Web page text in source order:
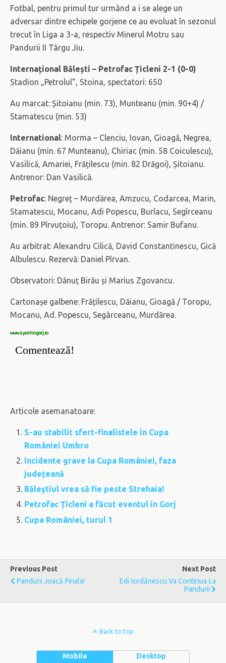
Fotbal, pentru primul tur urmând a i se alege un
adversar dintre echipele gorjene ce au evoluat în sezonul
trecut în Liga a 3-a, respectiv Minerul Motru sau
Pandurii II Târgu Jiu.
Internațional Bălești – Petrofac Țicleni 2-1 (0-0)
Stadion „Petrolul”, Stoina, spectatori: 650
Au marcat: Șitoianu (min. 73), Munteanu (min. 90+4) /
Stamatescu (min. 53)
International: Morma – Clenciu, Iovan, Gioagă, Negrea,
Dăianu (min. 67 Munteanu), Chiriac (min. 58 Coiculescu),
Vasilică, Amariei, Frățilescu (min. 82 Drăgoi), Șitoianu.
Antrenor: Dan Vasilică.
Petrofac: Negreț – Murdărea, Amzucu, Codarcea, Marin,
Stamatescu, Mocanu, Adi Popescu, Burlacu, Segîrceanu
(min. 89 Pîrvuțoiu), Toropu. Antrenor: Samir Bufanu.
Au arbitrat: Alexandru Cilică, David Constantinescu, Gică
Albulescu. Rezervă: Daniel Pîrvan.
Observatori: Dănuț Birău și Marius Zgovancu.
Cartonașe galbene: Frățilescu, Dăianu, Gioagă / Toropu,
Mocanu, Ad. Popescu, Segârceanu, Murdărea.
www.sportingorj.ro
Comentează!
Articole asemanatoare:
S-au stabilit sfert-finalistele în Cupa
României Umbro
Incidente grave la Cupa României, faza
județeană
Băleștiul vrea să fie peste Strehaia!
Petrofac Țicleni a făcut eventul în Gorj
Cupa României, turul 1
Previous Post
Pandurii Joacă Finala!
Next Post
Edi Iordănescu Va Continua La
Pandurii
Back to top
Mobile Desktop